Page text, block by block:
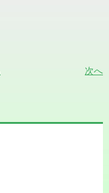
次へ